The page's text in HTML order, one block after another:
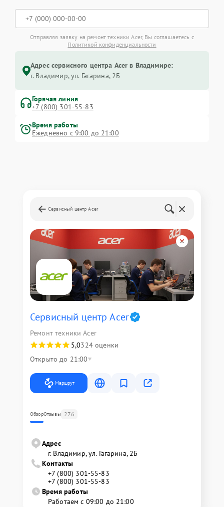
Отправляя заявку на ремонт техники Acer, Вы соглашаетесь с
Политикой конфиденциальности
Адрес сервисного центра Acer в Владимире:
г. Владимир, ул. Гагарина, 2Б
Горячая линия
+7 (800) 301-55-83
Время работы
Ежедневно с 9:00 до 21:00
Сервисный центр Acer
Сервисный центр Acer
Ремонт техники Acer
5,0324 оценки
Открыто до 21:00
Маршрут
ОбзорОтзывы 276
Адрес
г. Владимир, ул. Гагарина, 2Б
Контакты
+7 (800) 301-55-83
+7 (800) 301-55-83
Время работы
Работаем с 09:00 до 21:00